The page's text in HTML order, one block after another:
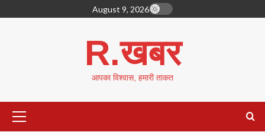
to
August 9, 2026
R.खबर
आपका विश्वास, हमारी ताकत
Menu